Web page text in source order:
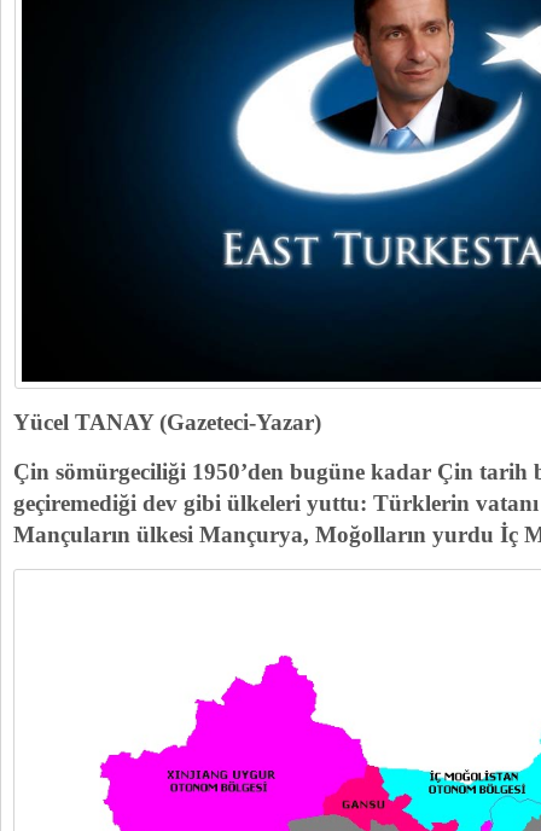
Yücel TANAY (Gazeteci-Yazar)
Çin sömürgeciliği 1950’den bugüne kadar Çin tarih
geçiremediği dev gibi ülkeleri yuttu: Türklerin
Mançuların ülkesi Mançurya, Moğolların yurdu İç